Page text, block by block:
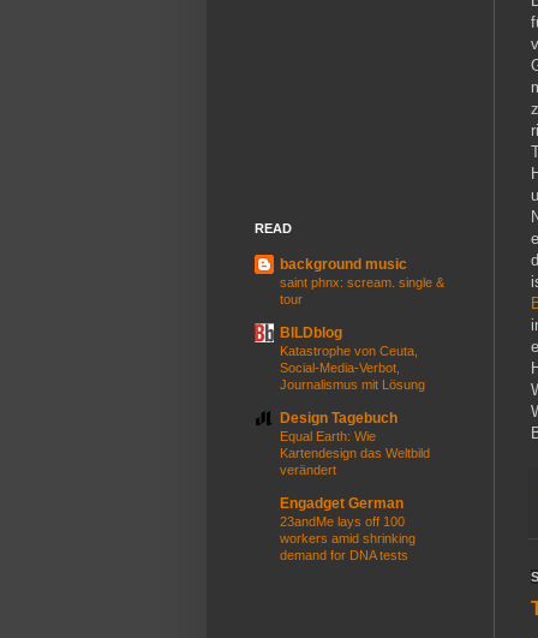
READ
background music
saint phnx: scream. single &
tour
BILDblog
Katastrophe von Ceuta,
Social-Media-Verbot,
Journalismus mit Lösung
Design Tagebuch
Equal Earth: Wie
Kartendesign das Weltbild
verändert
Engadget German
23andMe lays off 100
workers amid shrinking
demand for DNA tests